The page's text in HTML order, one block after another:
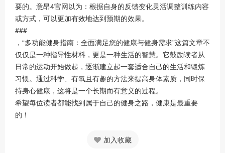
要的。意昂4官网以为：根据自身的反馈变化灵活调整训练内容
或方式，可以更加有效地达到预期的效果。
###
，“多功能健身指南：全面满足您的健康与健身需求”这篇文章不
仅仅是一种指导性材料，更是一种生活的智慧。它鼓励读者从
日常的运动开始做起，逐渐建立起一套适合自己的生活和锻炼
习惯。通过科学、有氧且有趣的方法来提高身体素质，同时保
持身心健康，这将是一个长期而有意义的过程。
希望每位读者都能找到属于自己的健身之路，健康是最重要
的！
加入收藏